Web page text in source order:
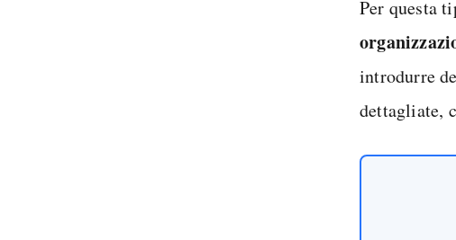
Per questa
introdurre
dettagliate,